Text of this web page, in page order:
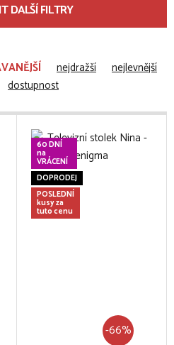
DALŠÍ FILTRY
nejdražší
nejlevnější
dostupnost
60 DNÍ
na
VRÁCENÍ
DOPRODEJ
POSLEDNÍ
kusy za
tuto cenu
-66%